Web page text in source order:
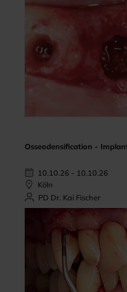
Osseodensification -
10.10.26 - 10.10.26
Köln
PD Dr. Kai Fischer